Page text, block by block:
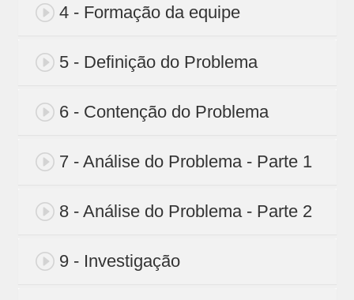
4 - Formação da equipe
5 - Definição do Problema
6 - Contenção do Problema
7 - Análise do Problema - Parte 1
8 - Análise do Problema - Parte 2
9 - Investigação